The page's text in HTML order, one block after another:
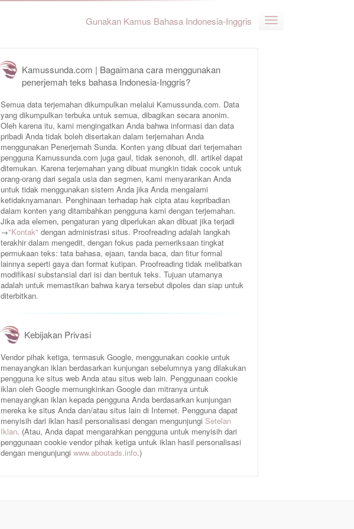
Gunakan Kamus Bahasa Indonesia-Inggris
Kamussunda.com | Bagaimana cara menggunakan
penerjemah teks bahasa Indonesia-Inggris?
Semua data terjemahan dikumpulkan melalui Kamussunda.com. Data
yang dikumpulkan terbuka untuk semua, dibagikan secara anonim.
Oleh karena itu, kami mengingatkan Anda bahwa informasi dan data
pribadi Anda tidak boleh disertakan dalam terjemahan Anda
menggunakan Penerjemah Sunda. Konten yang dibuat dari terjemahan
pengguna Kamussunda.com juga gaul, tidak senonoh, dll. artikel dapat
ditemukan. Karena terjemahan yang dibuat mungkin tidak cocok untuk
orang-orang dari segala usia dan segmen, kami menyarankan Anda
untuk tidak menggunakan sistem Anda jika Anda mengalami
ketidaknyamanan. Penghinaan terhadap hak cipta atau kepribadian
dalam konten yang ditambahkan pengguna kami dengan terjemahan.
Jika ada elemen, pengaturan yang diperlukan akan dibuat jika terjadi
→"Kontak" dengan administrasi situs. Proofreading adalah langkah
terakhir dalam mengedit, dengan fokus pada pemeriksaan tingkat
permukaan teks: tata bahasa, ejaan, tanda baca, dan fitur formal
lainnya seperti gaya dan format kutipan. Proofreading tidak melibatkan
modifikasi substansial dari isi dan bentuk teks. Tujuan utamanya
adalah untuk memastikan bahwa karya tersebut dipoles dan siap untuk
diterbitkan.
Kebijakan Privasi
Vendor pihak ketiga, termasuk Google, menggunakan cookie untuk
menayangkan iklan berdasarkan kunjungan sebelumnya yang dilakukan
pengguna ke situs web Anda atau situs web lain. Penggunaan cookie
iklan oleh Google memungkinkan Google dan mitranya untuk
menayangkan iklan kepada pengguna Anda berdasarkan kunjungan
mereka ke situs Anda dan/atau situs lain di Internet. Pengguna dapat
menyisih dari iklan hasil personalisasi dengan mengunjungi Setelan
Iklan. (Atau, Anda dapat mengarahkan pengguna untuk menyisih dari
penggunaan cookie vendor pihak ketiga untuk iklan hasil personalisasi
dengan mengunjungi www.aboutads.info.)